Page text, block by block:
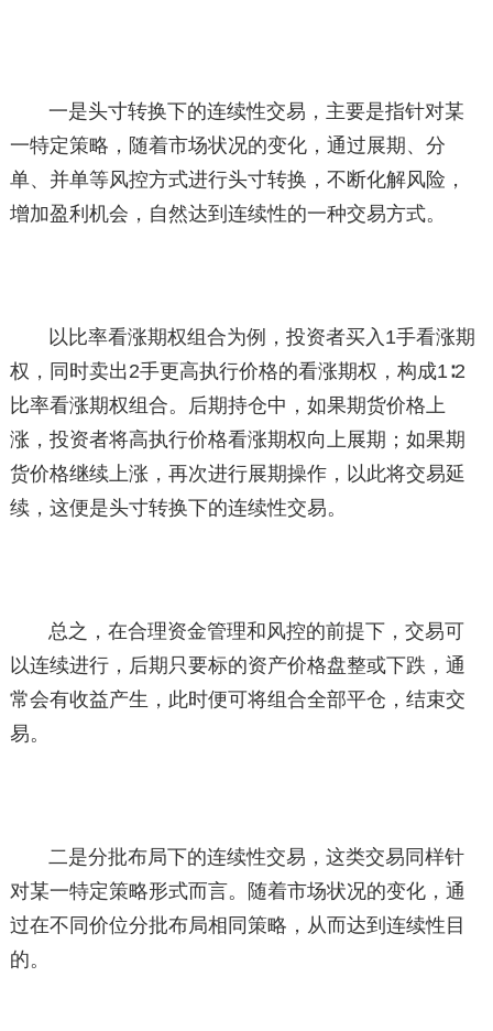
一是头寸转换下的连续性交易，主要是指针对某
一特定策略，随着市场状况的变化，通过展期、分
单、并单等风控方式进行头寸转换，不断化解风险，
增加盈利机会，自然达到连续性的一种交易方式。
以比率看涨期权组合为例，投资者买入1手看涨期
权，同时卖出2手更高执行价格的看涨期权，构成1∶2
比率看涨期权组合。后期持仓中，如果期货价格上
涨，投资者将高执行价格看涨期权向上展期；如果期
货价格继续上涨，再次进行展期操作，以此将交易延
续，这便是头寸转换下的连续性交易。
总之，在合理资金管理和风控的前提下，交易可
以连续进行，后期只要标的资产价格盘整或下跌，通
常会有收益产生，此时便可将组合全部平仓，结束交
易。
二是分批布局下的连续性交易，这类交易同样针
对某一特定策略形式而言。随着市场状况的变化，通
过在不同价位分批布局相同策略，从而达到连续性目
的。